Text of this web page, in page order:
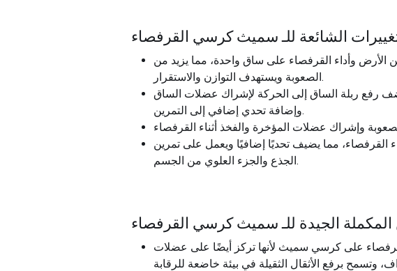
الشائعة للـ سميث كرسي القرفصاء
وأداء القرفصاء على ساق واحدة، مما يزيد من
الصعوبة ويستهدف التوازن والاستقرار.
رفع ربلة الساق إلى الحركة لإشراك عضلات الساق
وإضافة تحدي إضافي إلى التمرين.
مما يضيف تحديًا إضافيًا ويعمل على تمرين
الجذع والجزء العلوي من الجسم.
الجيدة للـ سميث كرسي القرفصاء
على كرسي سميث لأنها تركز أيضًا على عضلات